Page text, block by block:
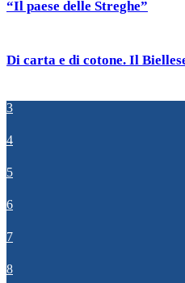
“Il paese delle Streghe”
Di carta e di cotone. Il
3
4
5
6
7
8